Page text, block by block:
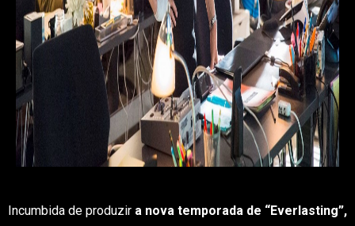
Incumbida de produzira nova temporada de “Everlasting”,